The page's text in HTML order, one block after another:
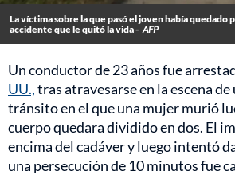
La víctima sobre la que pasó el joven había quedado
accidente que le quitó la vida - AFP
Un conductor de 23 años fue
UU.,tras atravesarse en la escena
tránsito en el que una mujer murió
cuerpo quedara dividido en dos. El
encima del cadáver y luego intentó
una persecución de 10 minutos fue